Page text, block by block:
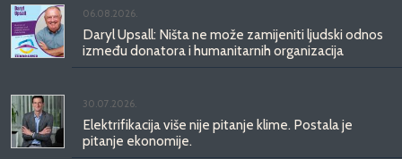
06.08.2026.
Daryl Upsall: Ništa ne može zamijeniti ljudski odnos
između donatora i humanitarnih organizacija
30.07.2026.
Elektrifikacija više nije pitanje klime. Postala je
pitanje ekonomije.